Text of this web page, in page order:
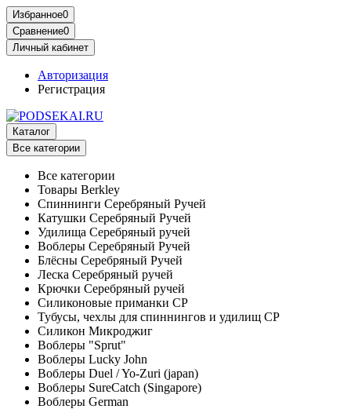
Избранное0
Сравнение0
Личный кабинет
Авторизация
Регистрация
Каталог
Все категории
Все категории
Товары Berkley
Спиннинги Серебряный Ручей
Катушки Серебряный Ручей
Удилища Серебряный ручей
Воблеры Серебряный Ручей
Блёсны Серебряный Ручей
Леска Серебряный ручей
Крючки Серебряный ручей
Силиконовые приманки СР
Тубусы, чехлы для спиннингов и удилищ СР
Силикон Микроджиг
Воблеры "Sprut"
Воблеры Lucky John
Воблеры Duel / Yo-Zuri (japan)
Воблеры SureCatch (Singapore)
Воблеры German